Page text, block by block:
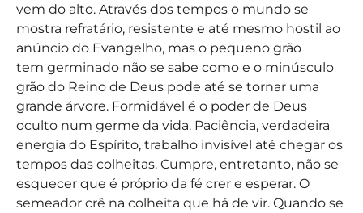
vem do alto. Através dos tempos o mundo se
mostra refratário, resistente e até mesmo hostil ao
anúncio do Evangelho, mas o pequeno grão
tem germinado não se sabe como e o minúsculo
grão do Reino de Deus pode até se tornar uma
grande árvore. Formidável é o poder de Deus
oculto num germe da vida. Paciência, verdadeira
energia do Espírito, trabalho invisível até chegar os
tempos das colheitas. Cumpre, entretanto, não se
esquecer que é próprio da fé crer e esperar. O
semeador crê na colheita que há de vir. Quando se